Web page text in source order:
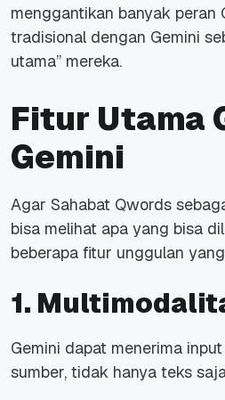
menggantikan banyak peran
tradisional dengan Gemini
utama” mereka.
Fitur Utama
Gemini
Agar Sahabat Qwords
bisa melihat apa yang bisa
beberapa fitur unggulan
1.
Gemini dapat menerima
sumber, tidak hanya teks